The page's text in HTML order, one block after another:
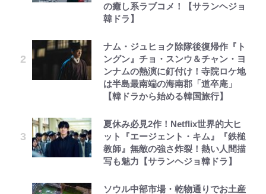
の癒し系ラブコメ！【サランヘジョ
韓ドラ】
ナム・ジュヒョク除隊後復帰作『ト
ングン』チョ・スンウ＆チャン・ヨ
ンナムの熱演に釘付け！寺院ロケ地
は半島最南端の海南郡「道卒庵」
【韓ドラから始める韓国旅行】
夏休み必見2作！Netflix世界的大ヒ
ット『エージェント・キム』『鉄槌
教師』無敵の強さ炸裂！熱い人間描
写も魅力【サランヘジョ韓ドラ】
ソウル中部市場・乾物通りでお土産